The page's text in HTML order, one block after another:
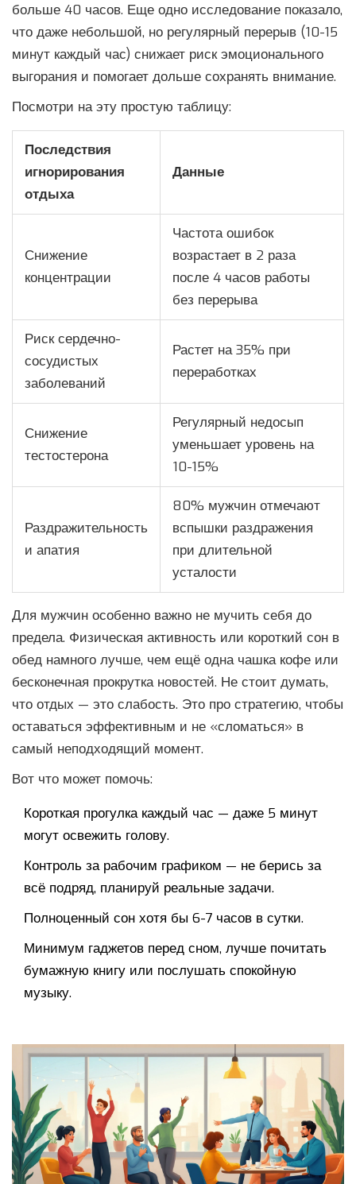
больше 40 часов. Еще одно исследование показало,
что даже небольшой, но регулярный перерыв (10-15
минут каждый час) снижает риск эмоционального
выгорания и помогает дольше сохранять внимание.
Посмотри на эту простую таблицу:
Последствия
игнорирования
отдыха
Данные
Снижение
концентрации
Частота ошибок
возрастает в 2 раза
после 4 часов работы
без перерыва
Риск сердечно-
сосудистых
заболеваний
Растет на 35% при
переработках
Снижение
тестостерона
Регулярный недосып
уменьшает уровень на
10-15%
Раздражительность
и апатия
80% мужчин отмечают
вспышки раздражения
при длительной
усталости
Для мужчин особенно важно не мучить себя до
предела. Физическая активность или короткий сон в
обед намного лучше, чем ещё одна чашка кофе или
бесконечная прокрутка новостей. Не стоит думать,
что отдых — это слабость. Это про стратегию, чтобы
оставаться эффективным и не «сломаться» в
самый неподходящий момент.
Вот что может помочь:
Короткая прогулка каждый час — даже 5 минут
могут освежить голову.
Контроль за рабочим графиком — не берись за
всё подряд, планируй реальные задачи.
Полноценный сон хотя бы 6-7 часов в сутки.
Минимум гаджетов перед сном, лучше почитать
бумажную книгу или послушать спокойную
музыку.